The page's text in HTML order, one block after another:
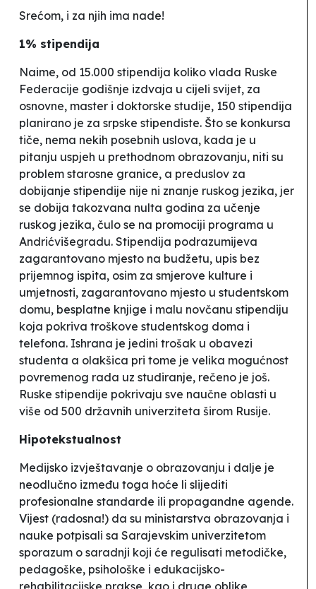
Srećom, i za njih ima nade!
1% stipendija
Naime, od 15.000 stipendija koliko vlada Ruske
Federacije godišnje izdvaja u cijeli svijet, za
osnovne, master i doktorske studije, 150 stipendija
planirano je za srpske stipendiste. Što se konkursa
tiče, nema nekih posebnih uslova, kada je u
pitanju uspjeh u prethodnom obrazovanju, niti su
problem starosne granice, a preduslov za
dobijanje stipendije nije ni znanje ruskog jezika, jer
se dobija takozvana nulta godina za učenje
ruskog jezika, čulo se na promociji programa u
Andrićvišegradu. Stipendija podrazumijeva
zagarantovano mjesto na budžetu, upis bez
prijemnog ispita, osim za smjerove kulture i
umjetnosti, zagarantovano mjesto u studentskom
domu, besplatne knjige i malu novčanu stipendiju
koja pokriva troškove studentskog doma i
telefona. Ishrana je jedini trošak u obavezi
studenta a olakšica pri tome je velika mogućnost
povremenog rada uz studiranje, rečeno je još.
Ruske stipendije pokrivaju sve naučne oblasti u
više od 500 državnih univerziteta širom Rusije.
Hipotekstualnost
Medijsko izvještavanje o obrazovanju i dalje je
neodlučno između toga hoće li slijediti
profesionalne standarde ili propagandne agende.
Vijest (radosna!) da su ministarstva obrazovanja i
nauke potpisali sa Sarajevskim univerzitetom
sporazum o saradnji koji će regulisati metodičke,
pedagoške, psihološke i edukacijsko-